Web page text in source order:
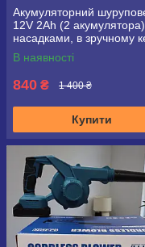
Акумуляторний
12V 2Ah (2
насадками, в зручному
В наявності
840 ₴ 1 400 ₴
Купити